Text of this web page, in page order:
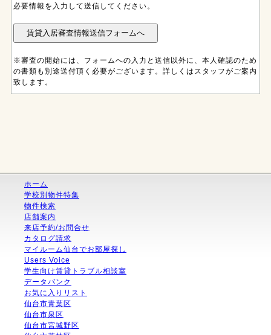
必要情報を入力して送信してください。
※審査の開始には、フォームへの入力と送信以外に、本人確認のため
の書類も別途送付頂く必要がございます。詳しくはスタッフがご案内
致します。
ホーム
学校別物件特集
物件検索
店舗案内
来店予約/お問合せ
カタログ請求
マイルーム仙台でお部屋探し
Users Voice
学生向け賃貸トラブル相談室
データバンク
お気に入りリスト
仙台市青葉区
仙台市泉区
仙台市宮城野区